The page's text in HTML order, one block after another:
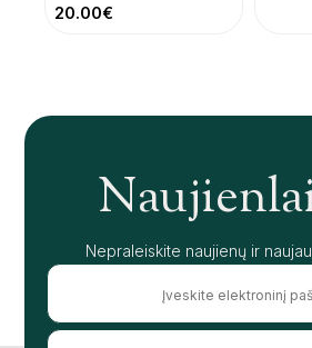
20.00€
Nepraleiskite naujienų ir